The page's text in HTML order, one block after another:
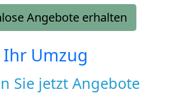
Angebote erhalten
Ihr Umzug
Sie jetzt Angebote